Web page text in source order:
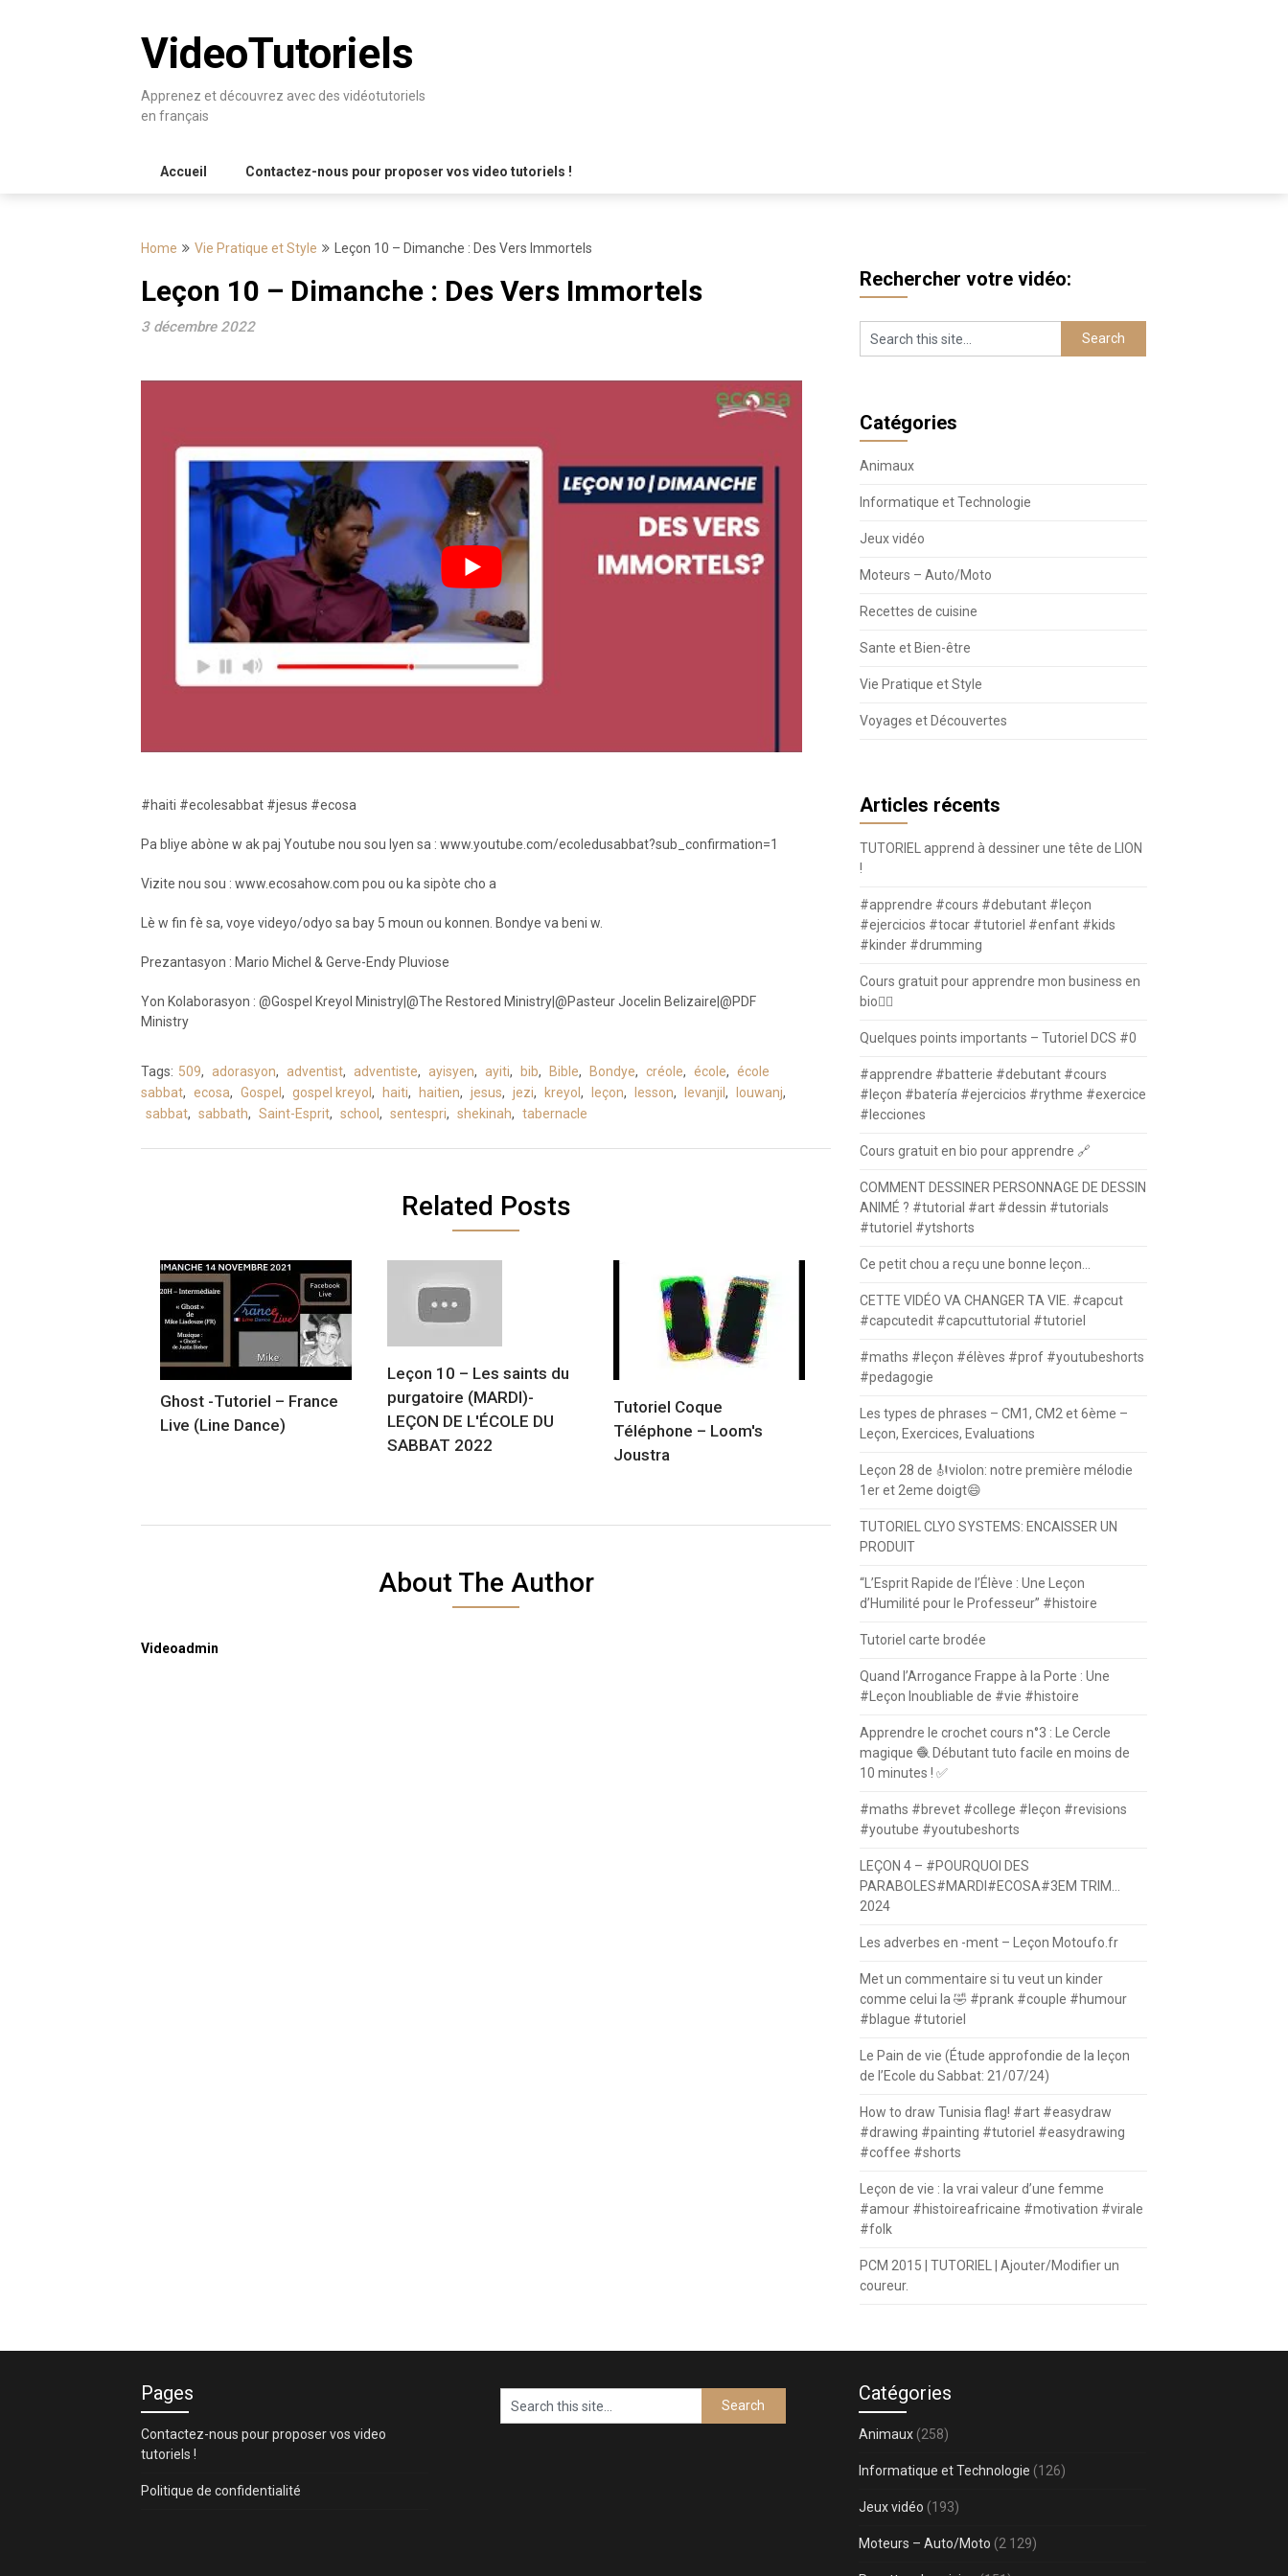
VideoTutoriels
Apprenez et découvrez avec des vidéotutoriels
en français
Accueil Contactez-nous pour proposer vos video tutoriels !
Home Vie Pratique et Style Leçon 10 – Dimanche : Des Vers Immortels
Leçon 10 – Dimanche : Des Vers Immortels
3 décembre 2022
#haiti #ecolesabbat #jesus #ecosa
Pa bliye abòne w ak paj Youtube nou sou lyen sa : www.youtube.com/ecoledusabbat?sub_confirmation=1
Vizite nou sou : www.ecosahow.com pou ou ka sipòte cho a
Lè w fin fè sa, voye videyo/odyo sa bay 5 moun ou konnen. Bondye va beni w.
Prezantasyon : Mario Michel & Gerve-Endy Pluviose
Yon Kolaborasyon : @Gospel Kreyol Ministry|@The Restored Ministry|@Pasteur Jocelin Belizaire|@PDF
Ministry​
Tags: 509, adorasyon, adventist, adventiste, ayisyen, ayiti, bib, Bible, Bondye, créole, école, école
sabbat, ecosa, Gospel , gospel kreyol , haiti, haitien, jesus, jezi, kreyol , leçon, lesson, levanjil , louwanj,
sabbat, sabbath, Saint-Esprit, school , sentespri, shekinah, tabernacle
Related Posts
Ghost -Tutoriel – France
Live (Line Dance)
Leçon 10 – Les saints du
purgatoire (MARDI)-
LEÇON DE L'ÉCOLE DU
SABBAT 2022
Tutoriel Coque
Téléphone – Loom's
Joustra
About The Author
Videoadmin
Rechercher votre vidéo:
Catégories
Animaux
Informatique et Technologie
Jeux vidéo
Moteurs – Auto/Moto
Recettes de cuisine
Sante et Bien-être
Vie Pratique et Style
Voyages et Découvertes
Articles récents
TUTORIEL apprend à dessiner une tête de LION
!
#apprendre #cours #debutant #leçon
#ejercicios #tocar #tutoriel #enfant #kids
#kinder #drumming
Cours gratuit pour apprendre mon business en
bio⛓️‍💥
Quelques points importants – Tutoriel DCS #0
#apprendre #batterie #debutant #cours
#leçon #batería #ejercicios #rythme #exercice
#lecciones
Cours gratuit en bio pour apprendre 🔗
COMMENT DESSINER PERSONNAGE DE DESSIN
ANIMÉ ? #tutorial #art #dessin #tutorials
#tutoriel #ytshorts
Ce petit chou a reçu une bonne leçon…
CETTE VIDÉO VA CHANGER TA VIE. #capcut
#capcutedit #capcuttutorial #tutoriel
#maths #leçon #élèves #prof #youtubeshorts
#pedagogie
Les types de phrases – CM1, CM2 et 6ème –
Leçon, Exercices, Evaluations
Leçon 28 de 🎻violon: notre première mélodie
1er et 2eme doigt😄
TUTORIEL CLYO SYSTEMS: ENCAISSER UN
PRODUIT
“L’Esprit Rapide de l’Élève : Une Leçon
d’Humilité pour le Professeur” #histoire
Tutoriel carte brodée
Quand l’Arrogance Frappe à la Porte : Une
#Leçon Inoubliable de #vie #histoire
Apprendre le crochet cours n°3 : Le Cercle
magique 🧶 Débutant tuto facile en moins de
10 minutes ! ✅
#maths #brevet #college #leçon #revisions
#youtube #youtubeshorts
LEÇON 4 – #POURQUOI DES
PARABOLES#MARDI#ECOSA#3EM TRIM…
2024
Les adverbes en -ment – Leçon Motoufo.fr
Met un commentaire si tu veut un kinder
comme celui la 🤣 #prank #couple #humour
#blague #tutoriel
Le Pain de vie (Étude approfondie de la leçon
de l’Ecole du Sabbat: 21/07/24)
How to draw Tunisia flag! #art #easydraw
#drawing #painting #tutoriel #easydrawing
#coffee #shorts
Leçon de vie : la vrai valeur d’une femme
#amour #histoireafricaine #motivation #virale
#folk
PCM 2015 | TUTORIEL | Ajouter/Modifier un
coureur.
Pages
Contactez-nous pour proposer vos video
tutoriels !
Politique de confidentialité
Catégories
Animaux (258)
Informatique et Technologie (126)
Jeux vidéo (193)
Moteurs – Auto/Moto (2 129)